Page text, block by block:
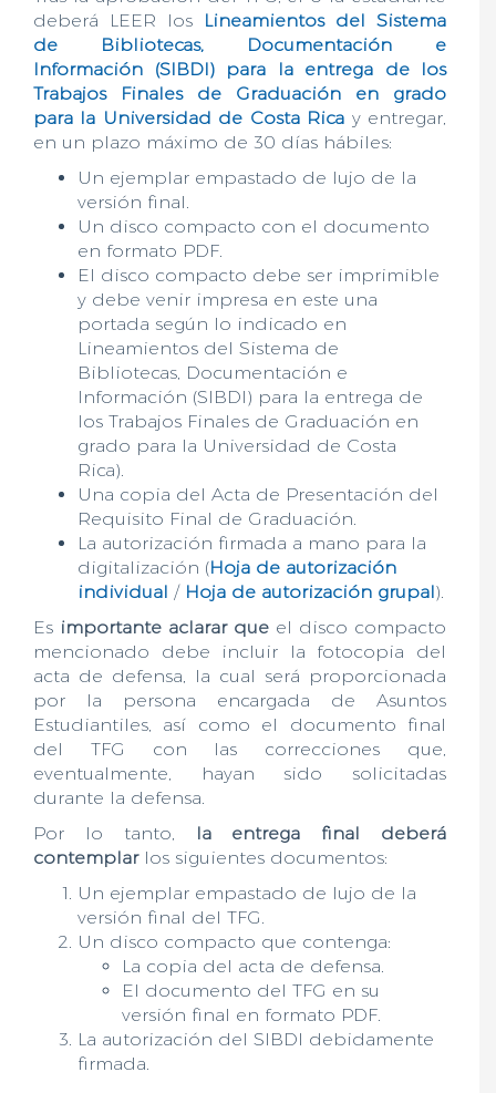
deberá LEER los
Lineamientos del Sistema
de Bibliotecas, Documentación e
Información (SIBDI) para la entrega de los
Trabajos Finales de Graduación en grado
para la Universidad de Costa Rica y entregar,
en un plazo máximo de 30 días hábiles:
Un ejemplar empastado de lujo de la
versión final.
Un disco compacto con el documento
en formato PDF.
El disco compacto debe ser imprimible
y debe venir impresa en este una
portada según lo indicado en
Lineamientos del Sistema de
Bibliotecas, Documentación e
Información (SIBDI) para la entrega de
los Trabajos Finales de Graduación en
grado para la Universidad de Costa
Rica).
Una copia del Acta de Presentación del
Requisito Final de Graduación.
La autorización firmada a mano para la
digitalización (Hoja de autorización
individual / Hoja de autorización grupal).
Es importante aclarar que el disco compacto
mencionado debe incluir la fotocopia del
acta de defensa, la cual será proporcionada
por la persona encargada de Asuntos
Estudiantiles, así como el documento final
del TFG con las correcciones que,
eventualmente, hayan sido solicitadas
durante la defensa.
Por lo tanto,
la entrega final deberá
contemplarlos siguientes documentos:
Un ejemplar empastado de lujo de la
versión final del TFG.
Un disco compacto que contenga:
La copia del acta de defensa.
El documento del TFG en su
versión final en formato PDF.
La autorización del SIBDI debidamente
firmada.